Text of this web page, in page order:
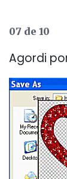
07 de 10
Agordi